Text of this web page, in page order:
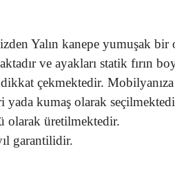
Yalın kanepe yumuşak bir
ve ayakları statik fırın
dikkat çekmektedir.
yada kumaş olarak
olarak üretilmektedir.
garantilidir.